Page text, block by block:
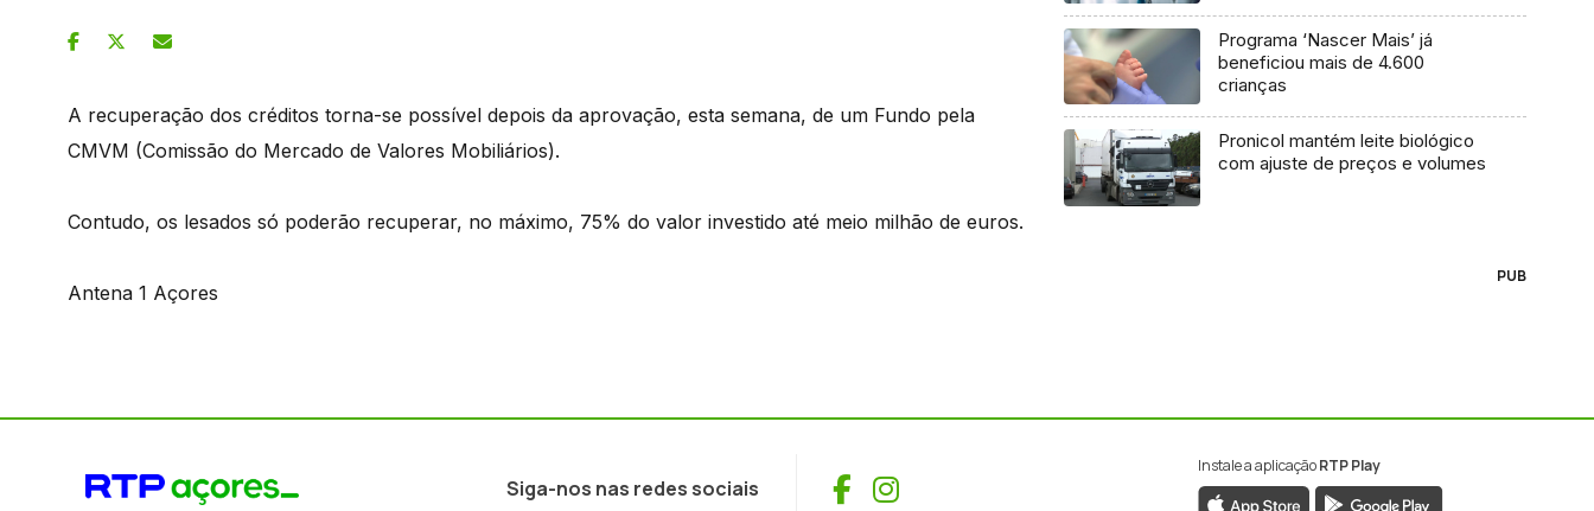
A recuperação dos créditos torna-se possível depois da aprovação, esta semana, de um Fundo pela
CMVM (Comissão do Mercado de Valores Mobiliários).
Contudo, os lesados só poderão recuperar, no máximo, 75% do valor investido até meio milhão de euros.
Antena 1 Açores
Programa ‘Nascer Mais’ já
beneficiou mais de 4.600
crianças
Pronicol mantém leite biológico
com ajuste de preços e volumes
PUB
Siga-nos nas redes sociais Facebook
Instagram
Instale a aplicaçãoRTP Play